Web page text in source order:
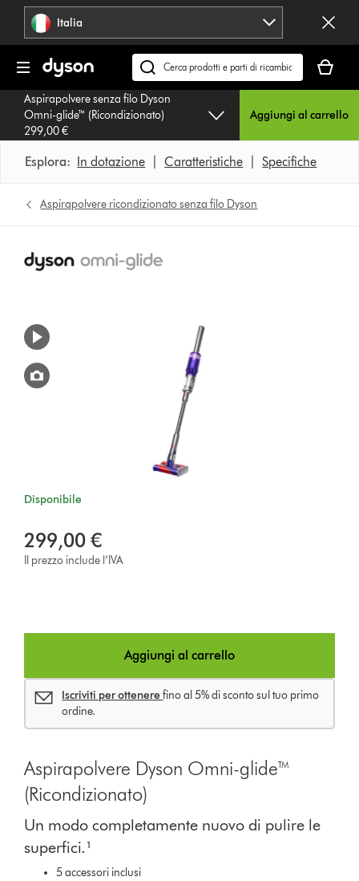
navigazione Italia
Cerca
su
dyson.it
carrello
è
Aspirapolvere senza filo Dyson
Omni-glide™ (Ricondizionato)
299,00 €
Aggiungi al carrello
Esplora: In dotazione |Caratteristiche |Specifiche
Aspirapolvere ricondizionato senza filo Dyson
Disponibile
299,00 €
Il prezzo include l’IVA
Aggiungi al carrello
Iscriviti per ottenerefino al 5% di sconto sul tuo primo
ordine.
Aspirapolvere Dyson Omni-glide™
(Ricondizionato)
Un modo completamente nuovo di pulire le
superfici.¹
5 accessori inclusi